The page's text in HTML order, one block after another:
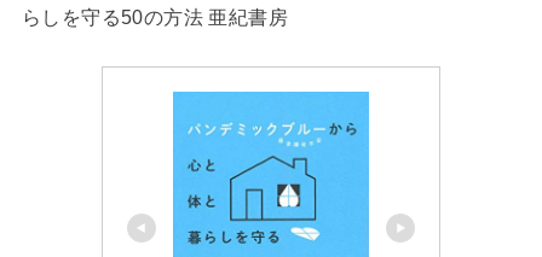
らしを守る50の方法 亜紀書房